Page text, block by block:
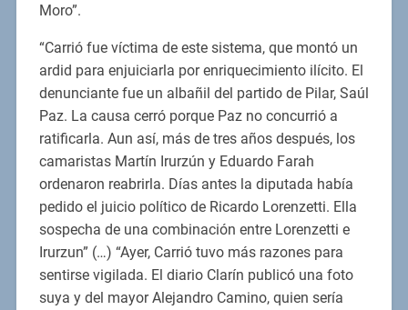
Moro”.
“Carrió fue víctima de este sistema, que montó un
ardid para enjuiciarla por enriquecimiento ilícito. El
denunciante fue un albañil del partido de Pilar, Saúl
Paz. La causa cerró porque Paz no concurrió a
ratificarla. Aun así, más de tres años después, los
camaristas Martín Irurzún y Eduardo Farah
ordenaron reabrirla. Días antes la diputada había
pedido el juicio político de Ricardo Lorenzetti. Ella
sospecha de una combinación entre Lorenzetti e
Irurzun” (…) “Ayer, Carrió tuvo más razones para
sentirse vigilada. El diario Clarín publicó una foto
suya y del mayor Alejandro Camino, quien sería